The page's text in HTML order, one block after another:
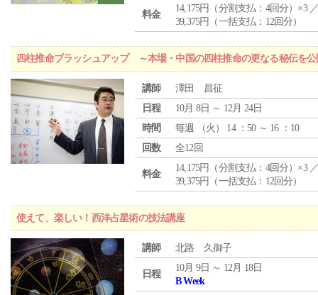
料金
14,175円（分割支払：4回分）×3
39,375円（一括支払：12回分）
四柱推命ブラッシュアップ ～本場・中国の四柱推命の更なる秘伝を
講師
澤田 昌征
日程
10月 8日 ～ 12月 24日
時間
毎週 （火 ） 14 ：50 ～ 16 ：10
回数
全12回
料金
14,175円（分割支払：4回分）×3
39,375円（一括支払：12回分）
使えて、楽しい！西洋占星術の技法講座
講師 北路 久御子
日程
10月 9日 ～ 12月 18日
B Week